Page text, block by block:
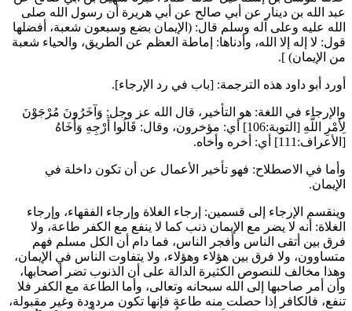
عبد الله بن دينار
عن أبي صالح عن أبي هريرة أن رسول الله صلى
الله عليه وعلى آله وسلم قال: ( الإيمان بضع وسبعون شعبة، أفضلها
قول: لا إله إلا الله، وأدناها: إماطة العظم عن الطريق، والحياء شعبة
من الإيمان) ].
أورد أبو داود هذه الترجمة: [باب في رد الإرجاء].
والإرجاء في اللغة: هو التأخير، قال الله عز وجل: وَآخَرُونَ مُرْجَوْنَ
لِأَمْرِ اللَّهِ [التوبة:106] أي: مؤخرون، وقال:
قَالُوا أَرْجِهِ وَأَخَاهُ
[الأعراف:111] أي: أخره وأخاه.
وأما في الاصطلاح: فهو تأخير الأعمال عن أن تكون داخلة في
الإيمان.
وينقسم الإرجاء إلى قسمين: إرجاء الغلاة وإرجاء الفقهاء، وإرجاء
الغلاة: أنه لا يضر مع الإيمان ذنب كما لا ينفع مع الكفر طاعة، ولا
فرق بين أتقى الناس وأفجر الناس، فما دام أن الكل مسلم فهم
متساوون، ولا فرق بين هؤلاء وهؤلاء، ولا يتفاوت الناس في الإيمان،
وهذا مخالف للنصوص الكثيرة الدالة على أن الذنوب تضر أصحابها،
وأن أمر صاحبها إلى الله سبحانه وتعالى، وأما الطاعة مع الكفر فلا
تنفع، فالكافر إذا حصلت منه طاعة فإنها تكون مردودة وغير مقبولة،